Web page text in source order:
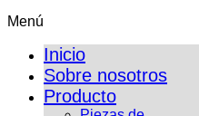
Menú
Inicio
Sobre nosotros
Producto